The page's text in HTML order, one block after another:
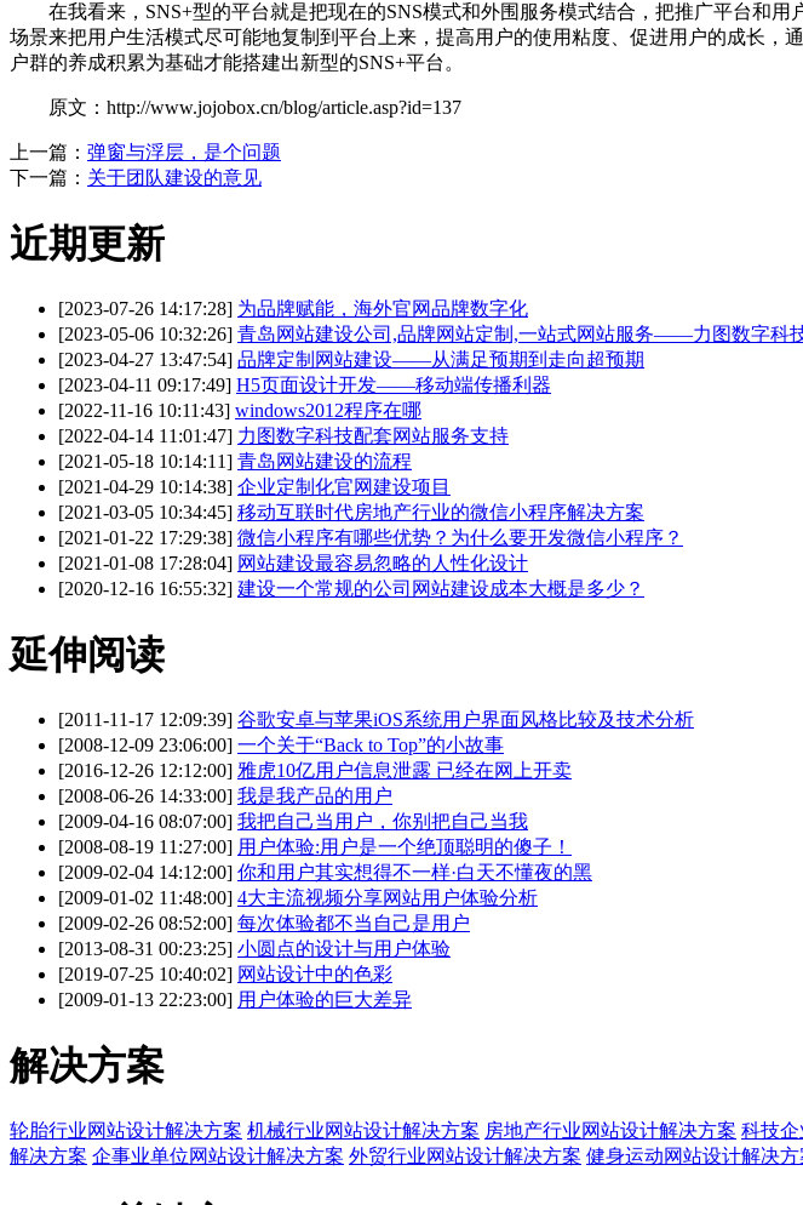
在我看来，SNS+型的平台就是把现在的SNS模式和外围服务模式结合，把推广平台和用
场景来把用户生活模式尽可能地复制到平台上来，提高用户的使用粘度、促进用户的成长
户群的养成积累为基础才能搭建出新型的SNS+平台。
原文：http://www.jojobox.cn/blog/article.asp?id=137
上一篇： 弹窗与浮层，是个问题
下一篇： 关于团队建设的意见
近期更新
[2023-07-26 14:17:28] 为品牌赋能，海外官网品牌数字化
[2023-05-06 10:32:26] 青岛网站建设公司,品牌网站定制,一站式网站服务——力图数字科
[2023-04-27 13:47:54] 品牌定制网站建设——从满足预期到走向超预期
[2023-04-11 09:17:49] H5页面设计开发——移动端传播利器
[2022-11-16 10:11:43] windows2012程序在哪
[2022-04-14 11:01:47] 力图数字科技配套网站服务支持
[2021-05-18 10:14:11] 青岛网站建设的流程
[2021-04-29 10:14:38] 企业定制化官网建设项目
[2021-03-05 10:34:45] 移动互联时代房地产行业的微信小程序解决方案
[2021-01-22 17:29:38] 微信小程序有哪些优势？为什么要开发微信小程序？
[2021-01-08 17:28:04] 网站建设最容易忽略的人性化设计
[2020-12-16 16:55:32] 建设一个常规的公司网站建设成本大概是多少？
延伸阅读
[2011-11-17 12:09:39] 谷歌安卓与苹果iOS系统用户界面风格比较及技术分析
[2008-12-09 23:06:00] 一个关于“Back to Top”的小故事
[2016-12-26 12:12:00] 雅虎10亿用户信息泄露 已经在网上开卖
[2008-06-26 14:33:00] 我是我产品的用户
[2009-04-16 08:07:00] 我把自己当用户，你别把自己当我
[2008-08-19 11:27:00] 用户体验:用户是一个绝顶聪明的傻子！
[2009-02-04 14:12:00] 你和用户其实想得不一样·白天不懂夜的黑
[2009-01-02 11:48:00] 4大主流视频分享网站用户体验分析
[2009-02-26 08:52:00] 每次体验都不当自己是用户
[2013-08-31 00:23:25] 小圆点的设计与用户体验
[2019-07-25 10:40:02] 网站设计中的色彩
[2009-01-13 22:23:00] 用户体验的巨大差异
解决方案
轮胎行业网站设计解决方案 机械行业网站设计解决方案 房地产行业网站设计解决方案 科技
解决方案 企事业单位网站设计解决方案 外贸行业网站设计解决方案 健身运动网站设计解决方